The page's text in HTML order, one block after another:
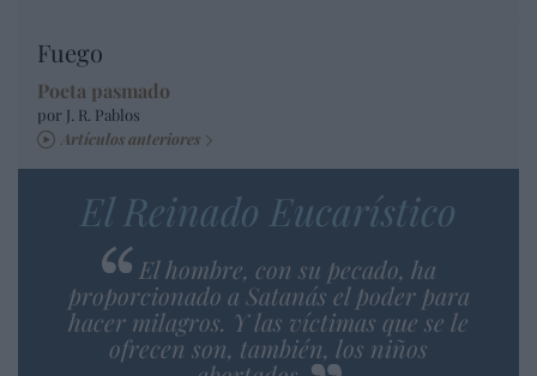
Fuego
Poeta pasmado
por J. R. Pablos
Artículos anteriores
El Reinado Eucarístico
El hombre, con su pecado, ha
proporcionado a Satanás el poder para
hacer milagros. Y las víctimas que se le
ofrecen son, también, los niños